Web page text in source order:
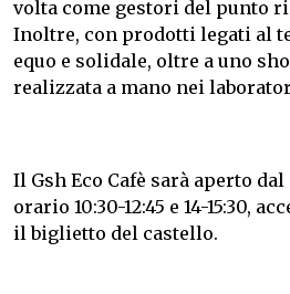
volta come gestori del punto
Inoltre, con prodotti legati al
equo e solidale, oltre a uno
realizzata a mano nei
Il Gsh Eco Cafè sarà aperto
orario 10:30-12:45 e 14-15:30,
il biglietto del castello.